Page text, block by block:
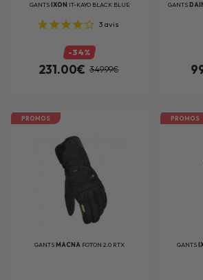
GANTSIXON IT-KAYO BLACK BLUE
3 avis
-34%
231.00€ 349.99€
GANTS
PROMOS
GANTSMACNA FOTON 2.0 RTX
PROMOS
GANTS